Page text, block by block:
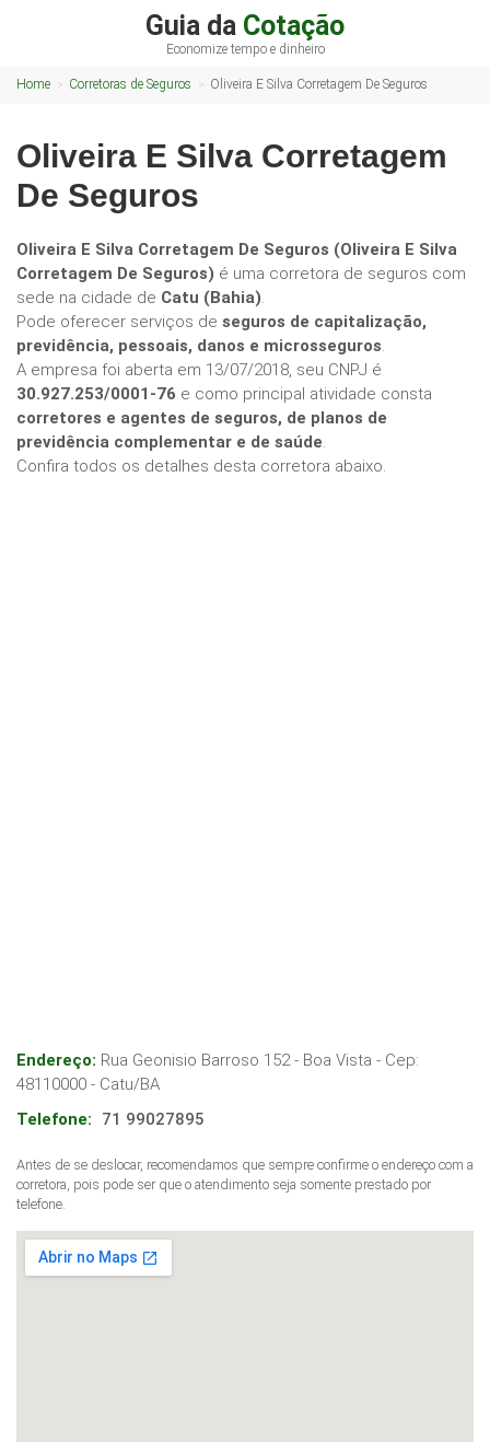
Guia da Cotação
Economize tempo e dinheiro
Home Corretoras de Seguros Oliveira E Silva Corretagem De Seguros
Oliveira E Silva Corretagem
De Seguros
Oliveira E Silva Corretagem De Seguros (Oliveira E Silva
Corretagem De Seguros) é uma corretora de seguros com
sede na cidade de Catu (Bahia).
Pode oferecer serviços de seguros de capitalização,
previdência, pessoais, danos e microsseguros.
A empresa foi aberta em 13/07/2018, seu CNPJ é
30.927.253/0001-76 e como principal atividade consta
corretores e agentes de seguros, de planos de
previdência complementar e de saúde.
Confira todos os detalhes desta corretora abaixo.
Endereço: Rua Geonisio Barroso 152 - Boa Vista - Cep:
48110000 - Catu/BA
Telefone:
71 99027895
Antes de se deslocar, recomendamos que sempre confirme o endereço com a
corretora, pois pode ser que o atendimento seja somente prestado por
telefone.